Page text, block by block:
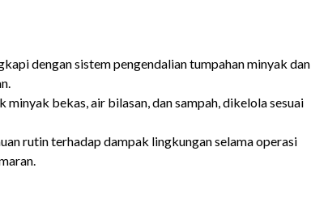
dengan sistem pengendalian tumpahan minyak dan
bekas, air bilasan, dan sampah, dikelola sesuai
rutin terhadap dampak lingkungan selama operasi